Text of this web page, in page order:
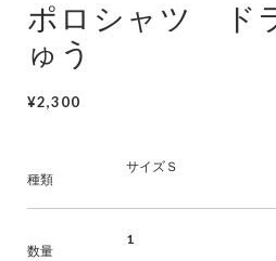
ポロシャツ ド
ゅう
¥2,300
種類
数量